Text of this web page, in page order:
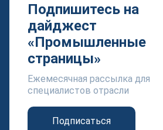
Подпишитесь на
дайджест
«Промышленные
страницы»
Ежемесячная рассылка для
специалистов отрасли
Подписаться